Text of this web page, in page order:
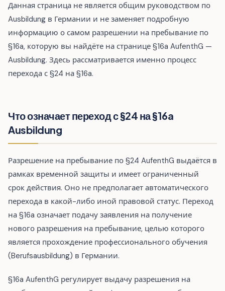
Данная страница не является общим руководством по
Ausbildung в Германии и не заменяет подробную
информацию о самом разрешении на пребывание по
§16a, которую вы найдёте на странице §16a AufenthG —
Ausbildung. Здесь рассматривается именно процесс
перехода с §24 на §16a.
Что означает переход с §24 на §16a
Ausbildung
Разрешение на пребывание по §24 AufenthG выдаётся в
рамках временной защиты и имеет ограниченный
срок действия. Оно не предполагает автоматического
перехода в какой-либо иной правовой статус. Переход
на §16a означает подачу заявления на получение
нового разрешения на пребывание, целью которого
является прохождение профессионального обучения
(Berufsausbildung) в Германии.
§16a AufenthG регулирует выдачу разрешения на